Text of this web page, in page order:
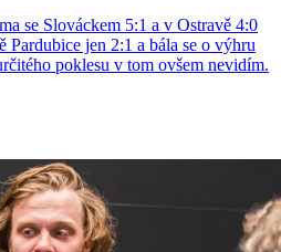
se Slováckem 5:1 a v Ostravě 4:0
Pardubice jen 2:1 a bála se o výhru
poklesu v tom ovšem nevidím.